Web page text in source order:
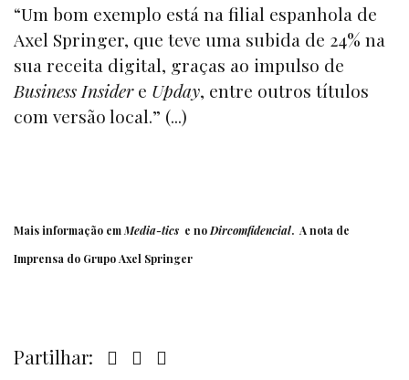
“Um bom exemplo está na filial espanhola de
Axel Springer, que teve uma subida de 24% na
sua receita digital, graças ao impulso de
Business Insidere Upday, entre outros títulos
com versão local.” (...)
Mais informação emMedia-tics e noDircomfidencial. Anota de
Imprensa do Grupo Axel Springer
Partilhar: